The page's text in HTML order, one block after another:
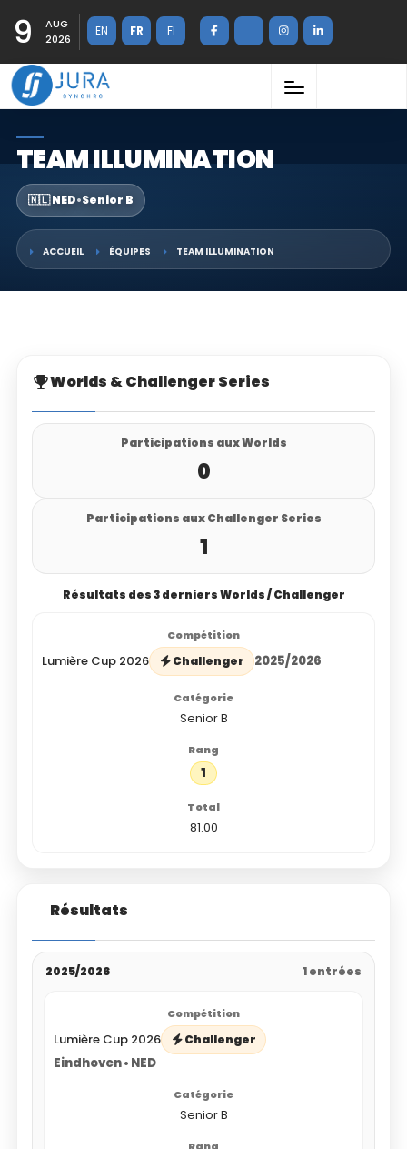
9
AUG
2026
EN FR FI
TEAM ILLUMINATION
🇳🇱 NED•Senior B
ACCUEIL ÉQUIPES TEAM ILLUMINATION
Worlds & Challenger Series
Participations aux Worlds
0
Participations aux Challenger Series
1
Résultats des 3 derniers Worlds / Challenger
Lumière Cup 2026 Challenger 2025/2026
Senior B
1
81.00
Résultats
2025/2026 1 entrées
Lumière Cup 2026 Challenger
Eindhoven • NED
Senior B